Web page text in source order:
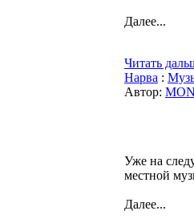
Далее...
Читать
Нарва :
Автор:
Уже на
местной
Далее...